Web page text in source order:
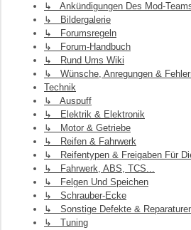
↳ Ankündigungen Des Mod-
↳ Bildergalerie
↳ Forumsregeln
↳ Forum-Handbuch
↳ Rund Ums Wiki
↳ Wünsche, Anregungen &
Technik
↳ Auspuff
↳ Elektrik & Elektronik
↳ Motor & Getriebe
↳ Reifen & Fahrwerk
↳ Reifentypen & Freigaben Für
↳ Fahrwerk, ABS, TCS...
↳ Felgen Und Speichen
↳ Schrauber-Ecke
↳ Sonstige Defekte &
↳ Tuning